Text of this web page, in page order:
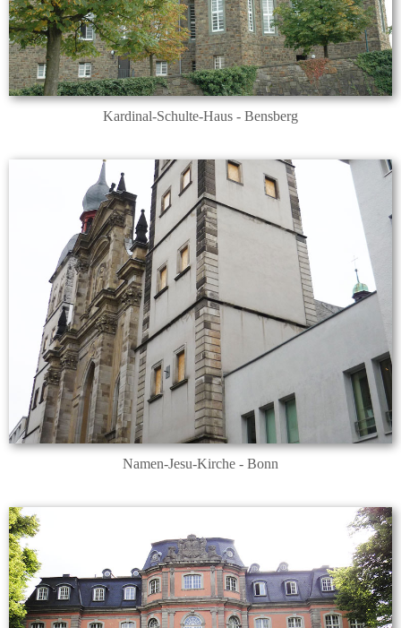
Kardinal-Schulte-Haus - Bensberg
Namen-Jesu-Kirche - Bonn